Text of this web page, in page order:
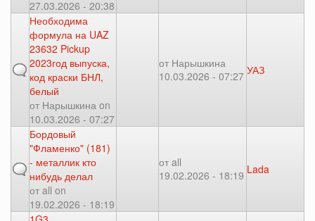
27.03.2026 - 20:38
Необходима
формула на UAZ
23632 Pickup
2023год выпуска,
код краски БНЛ,
белый
от Нарышкина on
10.03.2026 - 07:27
от Нарышкина
10.03.2026 - 07:27 УАЗ
Бордовый
"Фламенко" (181)
- металлик кто
нибудь делал
от all on
19.02.2026 - 18:19
от all
19.02.2026 - 18:19 Lada